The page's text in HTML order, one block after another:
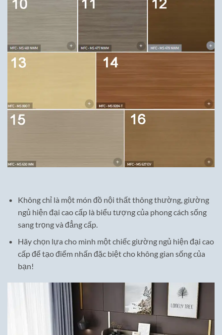
Không chỉ là một món đồ nội thất thông thường, giường
ngủ hiện đại cao cấp là biểu tượng của phong cách sống
sang trọng và đẳng cấp.
Hãy chọn lựa cho mình một chiếc giường ngủ hiện đại cao
cấp để tạo điểm nhấn đặc biệt cho không gian sống của
bạn!